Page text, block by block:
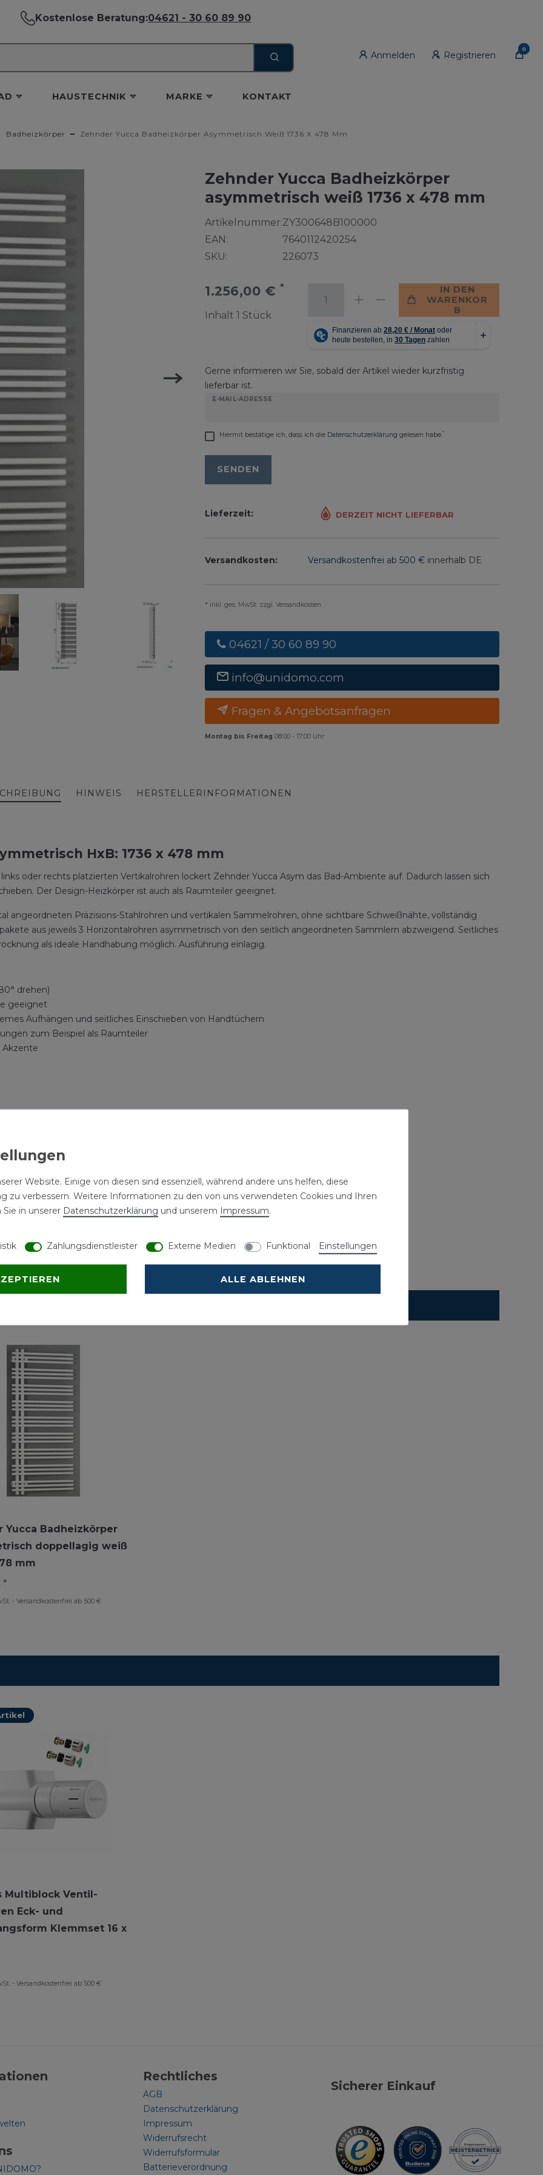
Kostenlose Beratung:04621 - 30 60 89 90
Anmelden Registrieren
0
HAUSTECHNIK MARKE KONTAKT
Badheizkörper Zehnder Yucca Badheizkörper Asymmetrisch Weiß 1736 X 478 Mm
Zehnder Yucca Badheizkörper
asymmetrisch weiß 1736 x 478 mm
Artikelnummer:
EAN:
SKU:
ZY300648B100000
7640112420254
226073
1.256,00 € *
Inhalt 1 Stück
IN DEN
WARENKOR
B
Gerne informieren wir Sie, sobald der Artikel wieder kurzfristig
lieferbar ist.
E-MAIL-ADRESSE
Hiermit bestätige ich, dass ich die Daten­schutz­erklärung gelesen habe.*
SENDEN
Lieferzeit: DERZEIT NICHT LIEFERBAR
Versandkosten: Versandkostenfrei ab 500 € innerhalb DE
* inkl. ges. MwSt. zzgl. Versandkosten
04621 / 30 60 89 90
info@unidomo.com
Fragen & Angebotsanfragen
Montag bis Freitag 08:00 - 17:00 Uhr
HINWEIS HERSTELLERINFORMATIONEN
HxB: 1736 x 478 mm
oder rechts platzierten Vertikalrohren lockert Zehnder Yucca Asym das Bad-Ambiente auf. Dadurch lassen sich
Der Design-Heizkörper ist auch als Raumteiler geeignet.
angeordneten Präzisions-Stahlrohren und vertikalen Sammelrohren, ohne sichtbare Schweißnähte, vollständig
aus jeweils 3 Horizontalrohren asymmetrisch von den seitlich angeordneten Sammlern abzweigend. Seitliches
als ideale Handhabung möglich. Ausführung einlagig.
drehen)
geeignet
Aufhängen und seitliches Einschieben von Handtüchern
zum Beispiel als Raumteiler
Akzente
Yucca Badheizkörper
doppellagig weiß
mm
*
- Versandkostenfrei ab 500 €
Multiblock Ventil-
Eck- und
Klemmset 16 x
- Versandkostenfrei ab 500 €
Rechtliches
AGB
Datenschutzerklärung
Impressum
Widerrufsrecht
Widerrufsformular
Batterieverordnung
Sicherer Einkauf
Website. Einige von diesen sind essenziell, während andere uns helfen, diese
zu verbessern. Weitere Informationen zu den von uns verwendeten Cookies und Ihren
in unserer Daten­schutz­erklärung und unserem Impressum.
Zahlungsdienstleister Externe Medien Funktional Einstellungen
ALLE ABLEHNEN